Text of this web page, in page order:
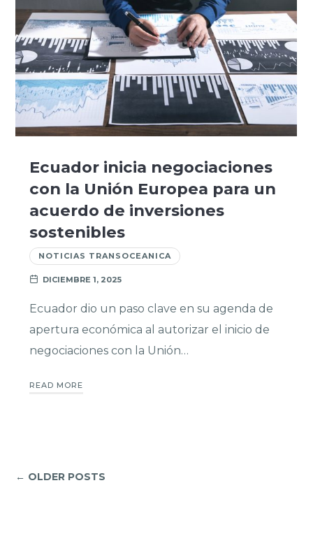
Ecuador inicia negociaciones
con la Unión Europea para un
acuerdo de inversiones
sostenibles
NOTICIAS TRANSOCEANICA
DICIEMBRE 1, 2025
Ecuador dio un paso clave en su agenda de
apertura económica al autorizar el inicio de
negociaciones con la Unión…
READ MORE
← OLDER POSTS